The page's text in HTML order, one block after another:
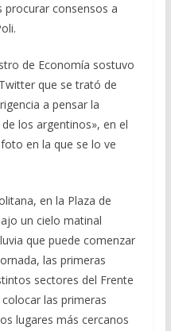
procurar consensos a
de Economía sostuvo
que se trató de
a pensar la
los argentinos», en el
en la que se lo ve
en la Plaza de
un cielo matinal
que puede comenzar
las primeras
sectores del Frente
las primeras
lugares más cercanos